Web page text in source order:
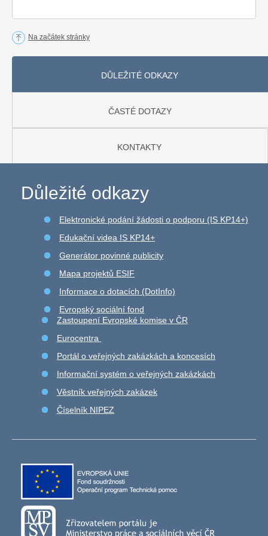
Na začátek stránky
DŮLEŽITÉ ODKAZY
ČASTÉ DOTAZY
KONTAKTY
Důležité odkazy
Elektronické podání žádosti o podporu (IS KP14+)
Edukační videa IS KP14+
Generátor povinné publicity
Mapa projektů ESIF
Informace o dotacích (DotInfo)
Evropský sociální fond
Zastoupení Evropské komise v ČR
Eurocentra
Portál o veřejných zakázkách a koncesích
Informační systém o veřejných zakázkách
Věstník veřejných zakázek
Číselník NIPEZ